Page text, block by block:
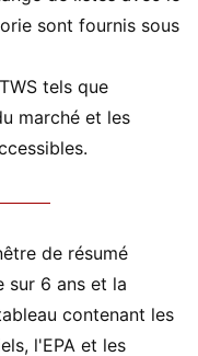
sont fournis sous
tels que
marché et les
de résumé
sur 6 ans et la
contenant les
l'EPA et les